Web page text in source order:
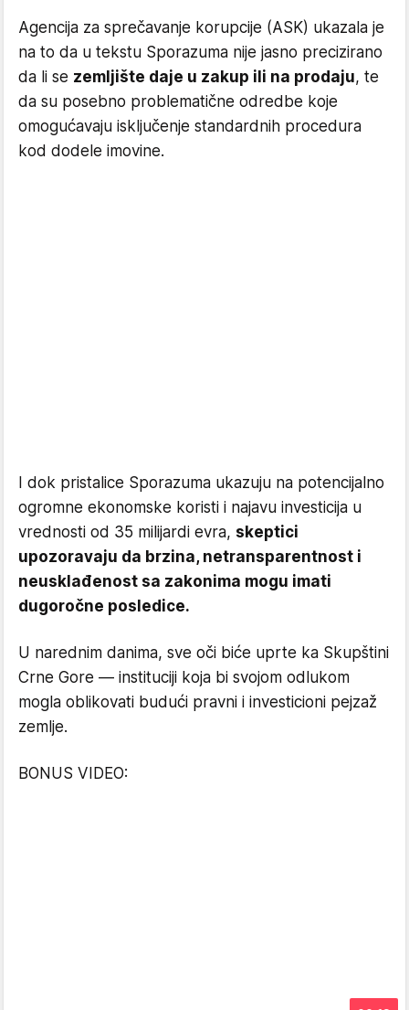
Agencija za sprečavanje korupcije (ASK) ukazala je
na to da u tekstu Sporazuma nije jasno precizirano
da li se zemljište daje u zakup ili na prodaju, te
da su posebno problematične odredbe koje
omogućavaju isključenje standardnih procedura
kod dodele imovine.
I dok pristalice Sporazuma ukazuju na potencijalno
ogromne ekonomske koristi i najavu investicija u
vrednosti od 35 milijardi evra, skeptici
upozoravaju da brzina, netransparentnost i
neusklađenost sa zakonima mogu imati
dugoročne posledice.
U narednim danima, sve oči biće uprte ka Skupštini
Crne Gore — instituciji koja bi svojom odlukom
mogla oblikovati budući pravni i investicioni pejzaž
zemlje.
BONUS VIDEO: